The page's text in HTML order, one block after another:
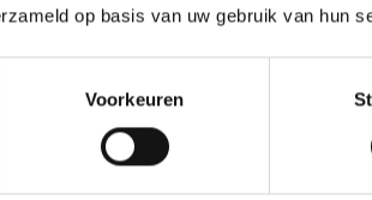
op basis van uw gebruik van hun
Voorkeuren